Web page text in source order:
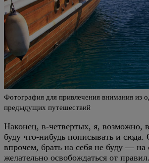
Фотография для привлечения внимания из
предыдущих путешествий
Наконец, в-четвертых, я, возможно,
буду что-нибудь пописывать и сюда.
впрочем, брать на себя не буду — на
желательно освобождаться от правил.